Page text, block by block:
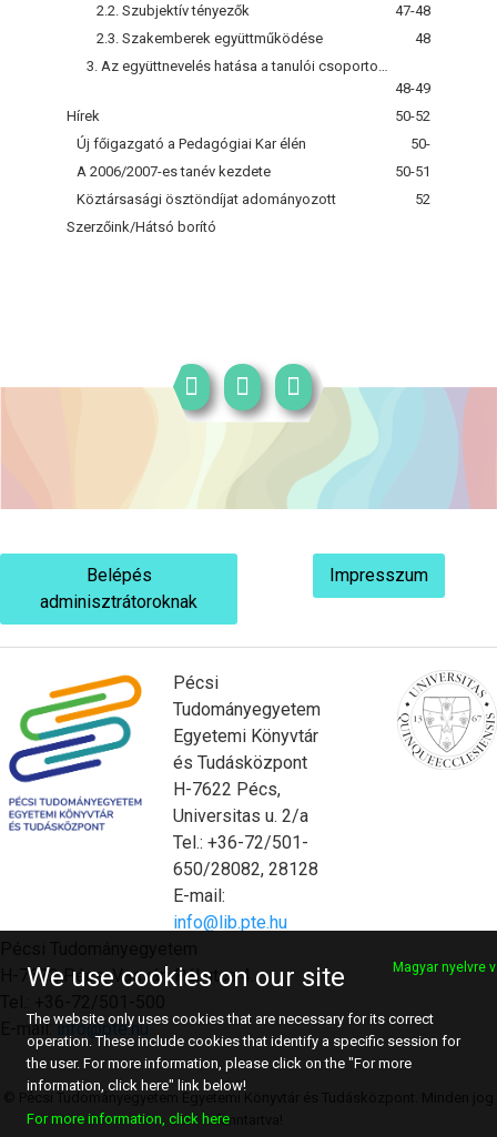
2.2. Szubjektív tényezők
47-48
2.3. Szakemberek együttműködése
48
48-49
Hírek
50-52
Új főigazgató a Pedagógiai Kar élén
50-
A 2006/2007-es tanév kezdete
50-51
Köztársasági ösztöndíjat adományozott
52
Szerzőink/Hátsó borító
Belépés
adminisztrátoroknak
Impresszum
Pécsi
Tudományegyetem
Egyetemi Könyvtár
és Tudásközpont
H-7622 Pécs,
Universitas u. 2/a
Tel.: +36-72/501-
650/28082, 28128
E-mail:
info@lib.pte.hu
H-7622 Pécs, Vasvári Pál utca 4.
E-mail:info@pte.hu
© Pécsi Tudományegyetem Egyetemi Könyvtár és Tudásközpont. Minden jog
fenntartva!
We use cookies on our site Magyar nyelvre
The website only uses cookies that are necessary for its correct
operation. These include cookies that identify a specific session for
the user. For more information, please click on the "For more
information, click here" link below!
For more information, click here